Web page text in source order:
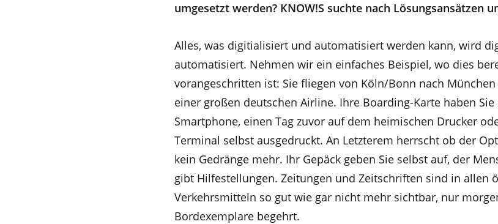
umgesetzt werden? KNOW!S suchte nach Lösungsansätzen
Alles, was digitialisiert und automatisiert werden kann, wird
automatisiert. Nehmen wir ein einfaches Beispiel, wo dies
vorangeschritten ist: Sie fliegen von Köln/Bonn nach
einer großen deutschen Airline. Ihre Boarding-Karte haben
Smartphone, einen Tag zuvor auf dem heimischen Drucker
Terminal selbst ausgedruckt. An Letzterem herrscht ob der
kein Gedränge mehr. Ihr Gepäck geben Sie selbst auf, der
gibt Hilfestellungen. Zeitungen und Zeitschriften sind in allen
Verkehrsmitteln so gut wie gar nicht mehr sichtbar, nur
Bordexemplare begehrt.